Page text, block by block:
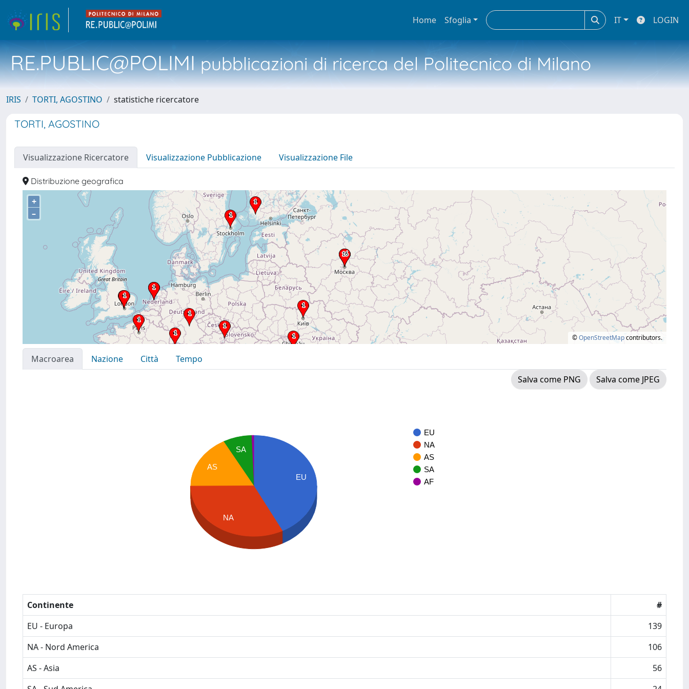
Home Sfoglia IT LOGIN
RE.PUBLIC@POLIMIpubblicazioni di ricerca del Politecnico di Milano
IRIS TORTI, AGOSTINO statistiche ricercatore
TORTI, AGOSTINO
Visualizzazione Ricercatore Visualizzazione Pubblicazione Visualizzazione File
Distribuzione geografica
+
–
©OpenStreetMapcontributors.
Macroarea Nazione Città
Tempo
Salva come PNG
Salva come JPEG
EU
NA
AS
SA
AF
EU
SA
AS
NA
Continente
#
EU - Europa
139
NA - Nord America
106
AS - Asia
56